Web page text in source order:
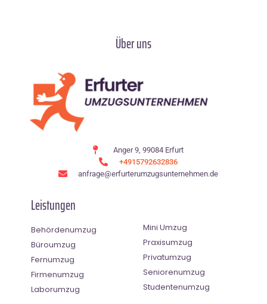
Über uns
Anger 9, 99084 Erfurt
+4915792632836
anfrage@erfurterumzugsunternehmen.de
Leistungen
Behördenumzug
Büroumzug
Fernumzug
Firmenumzug
Laborumzug
Mini Umzug
Praxisumzug
Privatumzug
Seniorenumzug
Studentenumzug